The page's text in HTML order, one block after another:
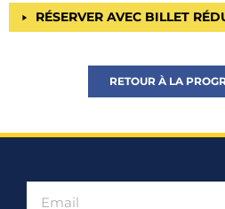
RÉSERVER AVEC BILLET
RETOUR À LA